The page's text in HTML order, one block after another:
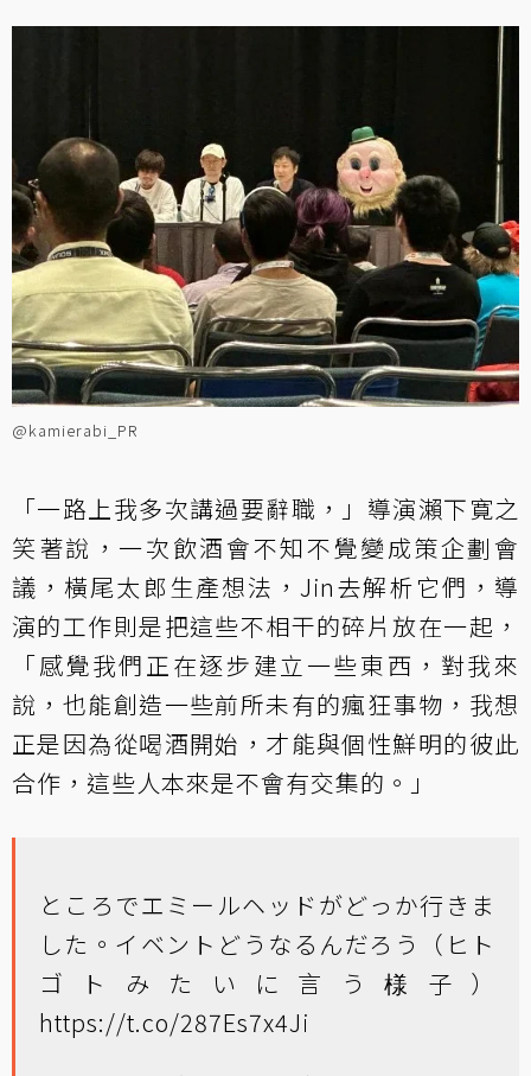
@kamierabi_PR
「一路上我多次講過要辭職，」導演瀨下寛之
笑著說，一次飲酒會不知不覺變成策企劃會
議，橫尾太郎生產想法，Jin去解析它們，導
演的工作則是把這些不相干的碎片放在一起，
「感覺我們正在逐步建立一些東西，對我來
說，也能創造一些前所未有的瘋狂事物，我想
正是因為從喝酒開始，才能與個性鮮明的彼此
合作，這些人本來是不會有交集的。」
ところでエミールヘッドがどっか行きま
した。イベントどうなるんだろう（ヒト
ゴトみたいに言う様子）
https://t.co/287Es7x4Ji